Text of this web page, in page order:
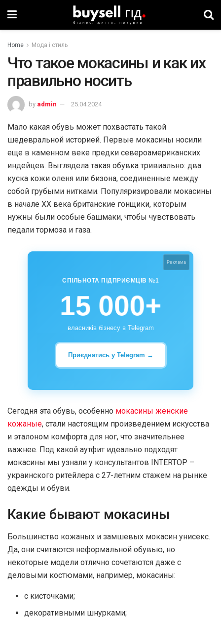
Home Мода і стиль
Что такое мокасины и как их
правильно носить
by admin 25.04.2024
Мало какая обувь может похвастать такой
шедевральной историей. Первые мокасины носили
еще в каменном веке предки североамериканских
индейцев. Выглядела такая обувка тривиально: два
куска кожи оленя или бизона, соединенные между
собой грубыми нитками. Популяризировали мокасины
в начале ХХ века британские гонщики, которым
нужны были особые башмаки, чтобы чувствовать
педали тормоза и газа.
Реклама
СПІЛЬНОТА ПІДПРИЄМЦІВ №1
15 000+
власників бізнесу в Telegram
Приєднатись у Telegram →
Сегодня эта обувь, особенно мокасины женские
кожаные, стали настоящим произведением искусства
и эталоном комфорта для ног, что значительнее
важнее. Под какой аутфит идеально подходят
мокасины мы узнали у консультантов INTERTOP –
украинского ритейлера с 27-летним стажем на рынке
одежды и обуви.
Какие бывают мокасины
Большинство кожаных и замшевых мокасин унисекс.
Да, они считаются неформальной обувью, но
некоторые модели отлично сочетаются даже с
деловыми костюмами, например, мокасины:
с кисточками;
декоративными шнурками;